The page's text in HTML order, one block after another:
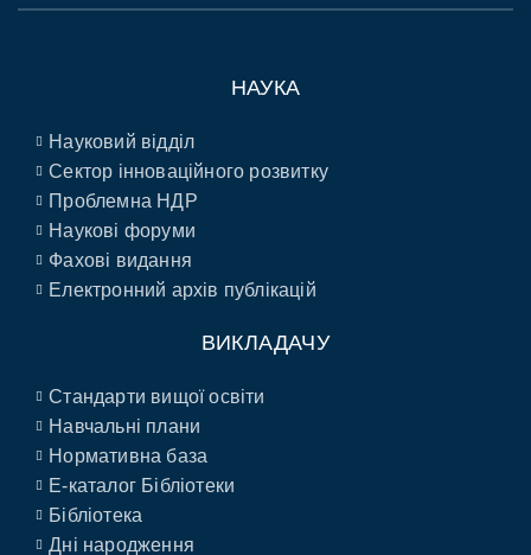
НАУКА
Науковий відділ
Сектор інноваційного розвитку
Проблемна НДР
Наукові форуми
Фахові видання
Електронний архів публікацій
ВИКЛАДАЧУ
Стандарти вищої освіти
Навчальні плани
Нормативна база
E-каталог Бібліотеки
Бібліотека
Дні народження